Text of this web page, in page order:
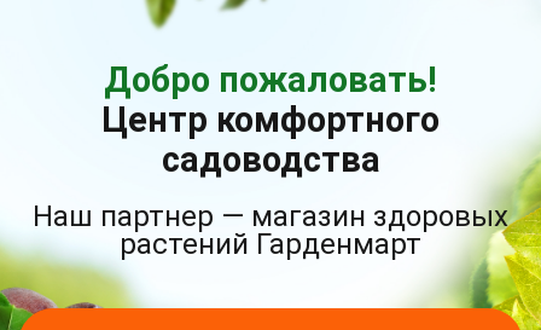
Добро пожаловать!
Центр комфортного
садоводства
Наш партнер — магазин здоровых
растений Гарденмарт